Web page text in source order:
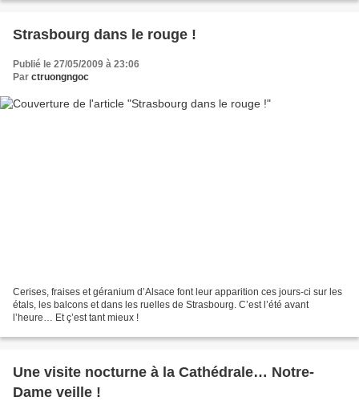
Strasbourg dans le rouge !
Publié le 27/05/2009 à 23:06
Par ctruongngoc
Cerises, fraises et géranium d’Alsace font leur apparition ces jours-ci sur les
étals, les balcons et dans les ruelles de Strasbourg. C’est l’été avant
l’heure… Et ç’est tant mieux !
Une visite nocturne à la Cathédrale… Notre-
Dame veille !